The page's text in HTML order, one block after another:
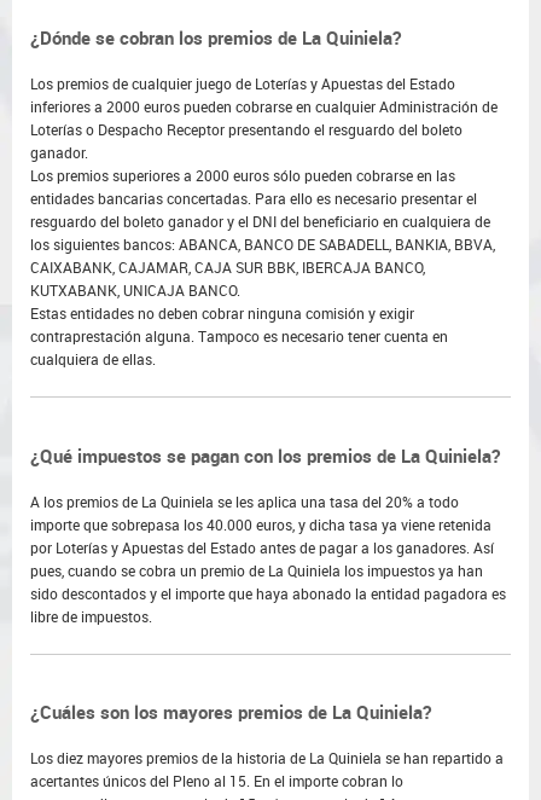
¿Dónde se cobran los premios de La Quiniela?
Los premios de cualquier juego de Loterías y Apuestas del Estado
inferiores a 2000 euros pueden cobrarse en cualquier Administración de
Loterías o Despacho Receptor presentando el resguardo del boleto
ganador.
Los premios superiores a 2000 euros sólo pueden cobrarse en las
entidades bancarias concertadas. Para ello es necesario presentar el
resguardo del boleto ganador y el DNI del beneficiario en cualquiera de
los siguientes bancos: ABANCA, BANCO DE SABADELL, BANKIA, BBVA,
CAIXABANK, CAJAMAR, CAJA SUR BBK, IBERCAJA BANCO,
KUTXABANK, UNICAJA BANCO.
Estas entidades no deben cobrar ninguna comisión y exigir
contraprestación alguna. Tampoco es necesario tener cuenta en
cualquiera de ellas.
¿Qué impuestos se pagan con los premios de La Quiniela?
A los premios de La Quiniela se les aplica una tasa del 20% a todo
importe que sobrepasa los 40.000 euros, y dicha tasa ya viene retenida
por Loterías y Apuestas del Estado antes de pagar a los ganadores. Así
pues, cuando se cobra un premio de La Quiniela los impuestos ya han
sido descontados y el importe que haya abonado la entidad pagadora es
libre de impuestos.
¿Cuáles son los mayores premios de La Quiniela?
Los diez mayores premios de la historia de La Quiniela se han repartido a
acertantes únicos del Pleno al 15. En el importe cobran lo